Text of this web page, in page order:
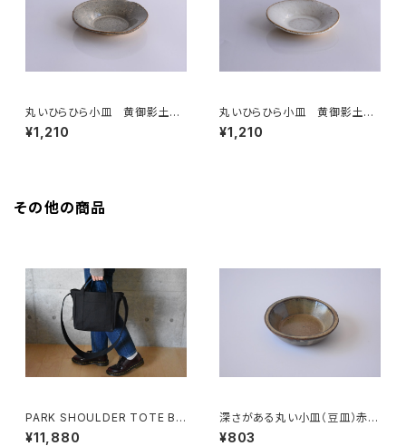
丸いひらひら小皿 黄御影土×
白鼠結晶釉
¥1,210
丸いひらひら小皿 黄御影土×
チタンマット釉
¥1,210
その他の商品
PARK SHOULDER TOTE BA
G (ブラック)
¥11,880
深さがある丸い小皿（豆皿）赤土
×白鼠結晶釉
¥803